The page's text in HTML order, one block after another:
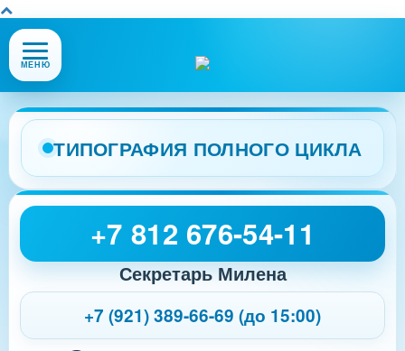
Открыть
или
меню
сайта
МЕНЮ
ТИПОГРАФИЯ ПОЛНОГО ЦИКЛА
+7 812 676-54-11
Секретарь Милена
+7 (921) 389-66-69 (до 15:00)